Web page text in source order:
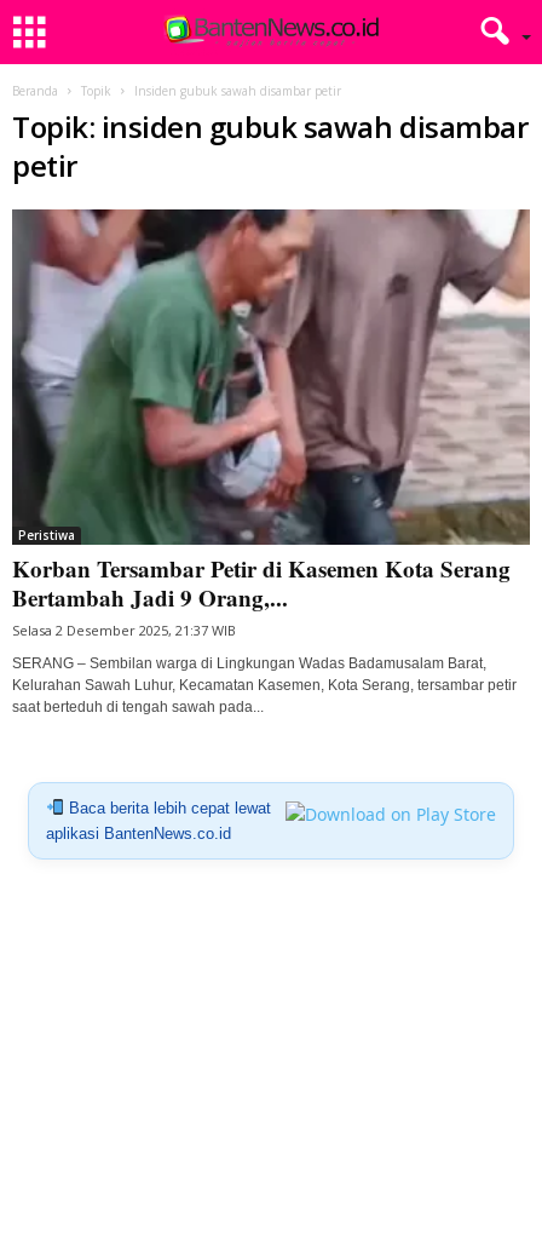
Beranda Topik Insiden gubuk sawah disambar petir
Topik: insiden gubuk sawah disambar
petir
Peristiwa
Korban Tersambar Petir di Kasemen Kota Serang
Bertambah Jadi 9 Orang,...
Selasa 2 Desember 2025, 21:37 WIB
SERANG – Sembilan warga di Lingkungan Wadas Badamusalam Barat,
Kelurahan Sawah Luhur, Kecamatan Kasemen, Kota Serang, tersambar petir
saat berteduh di tengah sawah pada...
Baca berita lebih cepat lewat
aplikasi BantenNews.co.id